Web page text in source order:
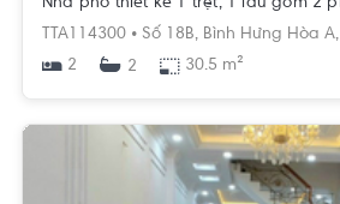
TTA114300 • Số 18B, Bình Hưng Hòa A,
2
2 30.5 m²